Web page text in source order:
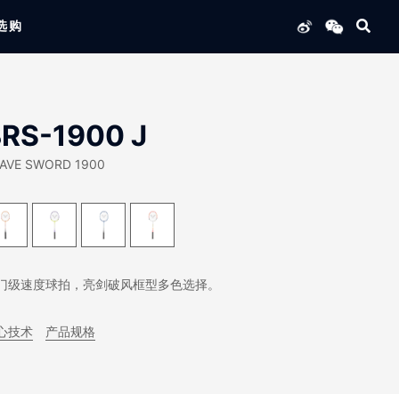
购
1900 J
SWORD 1900
级速度球拍，亮剑破风框型多色选择。
技术 产品规格